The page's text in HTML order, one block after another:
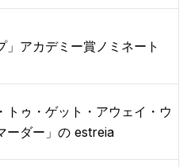
」アカデミー賞ノミネート
トゥ・ゲット・アウェイ・ウ
ーダー」の estreia